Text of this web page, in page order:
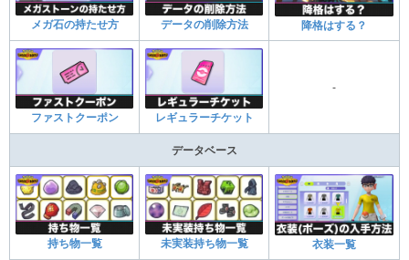
メガ石の持たせ方 データの削除方法 降格はする？
ファストクーポン レギュラーチケット
-
データベース
持ち物一覧 未実装持ち物一覧 衣装一覧